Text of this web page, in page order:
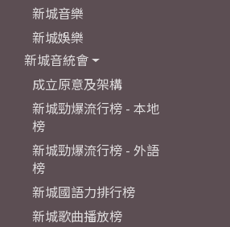
新城音樂
新城娛樂
新城音統會
成立原意及架構
新城勁爆流行榜 - 本地
榜
新城勁爆流行榜 - 外語
榜
新城國語力排行榜
新城歌曲播放榜